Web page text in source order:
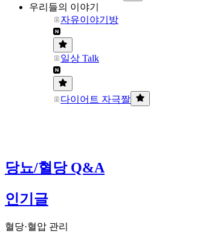
우리들의 이야기
자유이야기방
일상 Talk
다이어트 자극짤
당뇨/혈당 Q&A
인기글
혈당·혈압 관리